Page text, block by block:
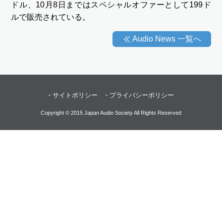
ドル、10月8日まではスペシャルオファーとして199ド
ルで販売されている。
Audio News 一覧へ
サイトポリシー プライバシーポリシー
Copyright © 2015 Japan Audio Society All Rights Reserved